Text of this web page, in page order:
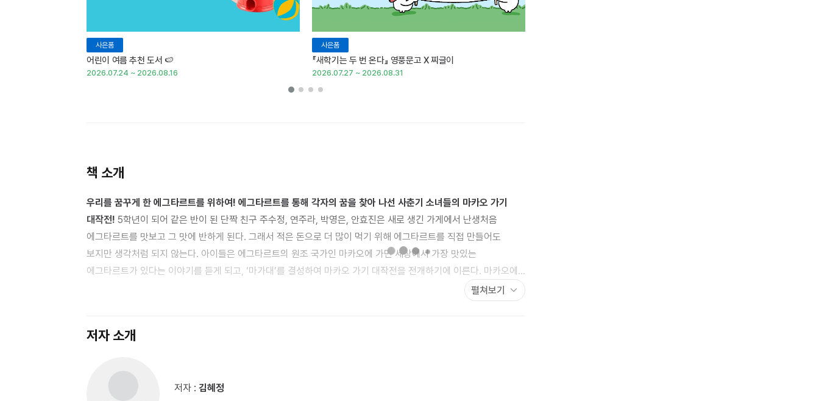
사은품
어린이 여름 추천 도서 🍉
2026.07.24 ~ 2026.08.16
사은품
『새학기는 두 번 온다』 영풍문고 X 찌글이
2026.07.27 ~ 2026.08.31
책 소개
우리를 꿈꾸게 한 에그타르트를 위하여! 에그타르트를 통해 각자의 꿈을 찾아 나선 사춘기 소녀들의 마카오 가기
대작전!
에그타르트를 맛보고 그 맛에 반하게 된다. 그래서 적은 돈으로 더 많이 먹기 위해 에그타르트를 직접 만들어도
보지만 생각처럼 되지 않는다. 아이들은 에그타르트의 원조 국가인 마카오에 가면 세상에서 가장 맛있는
에그타르트가 있다는 이야기를 듣게 되고, ‘마가대’를 결성하여 마카오 가기 대작전을 전개하기에 이른다. 마카오에
가기 위해 필요한 것은 경비 70만 원과 부모님들의 허락! 고된 아르바이트로 돈도 조금씩 모으고, 끈질긴 노력으로
부모님들의 마음도 서서히 돌릴 무렵, 에그타르트의 원조 나라가 마카오가 아니라는 충격적인 소식을 접하게
펼쳐보기
저자 소개
저자 : 김혜정